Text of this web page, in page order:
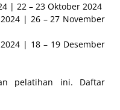
| 22 – 23 Oktober 2024
| 26 – 27 November
| 18 – 19 Desember
pelatihan ini. Daftar